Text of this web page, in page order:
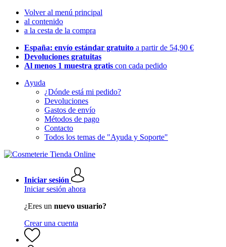
Volver al menú principal
al contenido
a la cesta de la compra
España: envío estándar gratuito a partir de 54,90 €
Devoluciones gratuitas
Al menos 1 muestra gratis con cada pedido
Ayuda
¿Dónde está mi pedido?
Devoluciones
Gastos de envío
Métodos de pago
Contacto
Todos los temas de "Ayuda y Soporte"
Iniciar sesión
Iniciar sesión ahora
¿Eres un nuevo usuario?
Crear una cuenta